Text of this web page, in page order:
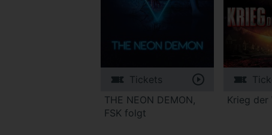
Tickets
THE NEON DEMON,
FSK folgt
Krieg der